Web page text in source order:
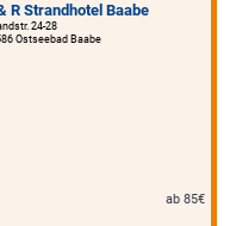
R Strandhotel Baabe
24-28
Ostseebad Baabe
ab 85€